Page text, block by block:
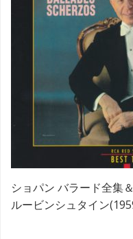
ショパン バラード全集
ルービンシュタイン